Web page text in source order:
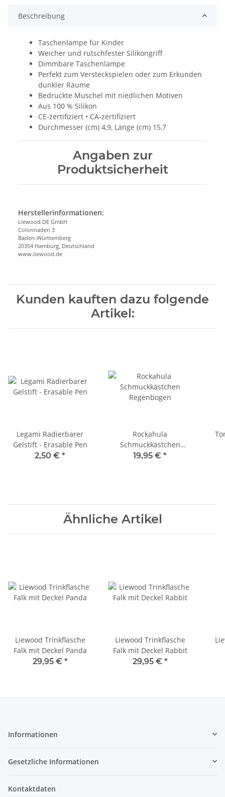
Beschreibung
Taschenlampe für Kinder
Weicher und rutschfester Silikongriff
Dimmbare Taschenlampe
Perfekt zum Versteckspielen oder zum Erkunden
dunkler Räume
Bedruckte Muschel mit niedlichen Motiven
Aus 100 % Silikon
CE-zertifiziert • CA-zertifiziert
Durchmesser (cm) 4,9, Länge (cm) 15,7
Angaben zur
Produktsicherheit
Herstellerinformationen:
Liewood DE GmbH
Colonnaden 3
Baden-Württemberg
20354 Hamburg, Deutschland
www.liewood.de
Kunden kauften dazu folgende
Artikel:
Legami Radierbarer
Gelstift - Erasable Pen
2,50 € *
Rockahula
Schmuckkästchen
Regenbogen
19,95 € *
Ähnliche Artikel
Liewood Trinkflasche
Falk mit Deckel Panda
29,95 € *
Liewood Trinkflasche
Falk mit Deckel Rabbit
29,95 € *
Informationen
Gesetzliche Informationen
Kontaktdaten